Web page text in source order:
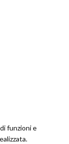
funzioni e